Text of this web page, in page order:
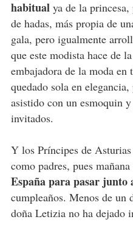
habitualya de la princesa,
de hadas, más propia de
gala, pero igualmente
que este modista hace de
embajadora de la moda en
quedado sola en
asistido con un esmoquin
invitados.
Y los Príncipes de Asturias
como padres, pues
España para pasar junto
cumpleaños. Menos de un
doña Letizia no ha dejado